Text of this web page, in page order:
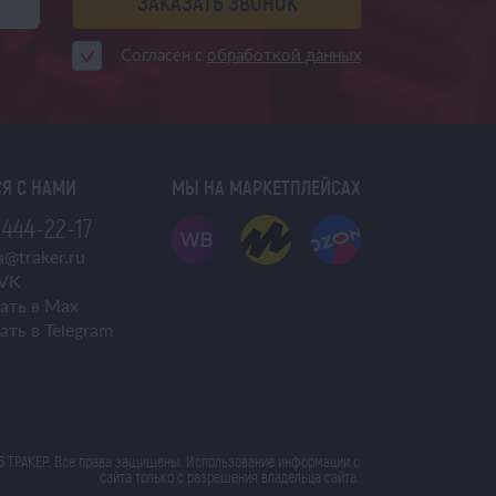
Согласен с обработкой данных
С НАМИ
22-17
в Max
в Telegram
МЫ НА МАРКЕТПЛЕЙСАХ
ТРАКЕР. Все права защищены. Использование информации с
сайта только с разрешения владельца сайта.